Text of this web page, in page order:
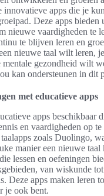
innovatieve apps die je
Deze apps bieden
nieuwe vaardigheden te
te blijven leren en
nieuwe taal wilt leren,
mentale gezondheid wilt
kan ondersteunen in dit
met educatieve apps
apps beschikbaar
en vaardigheden op
zoals Duolingo,
manier een nieuwe
lessen en oefeningen
van wiskunde tot
Deze apps maken leren
je ook bent.